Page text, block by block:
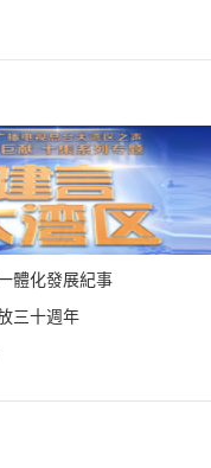
體化發展紀事
三十週年